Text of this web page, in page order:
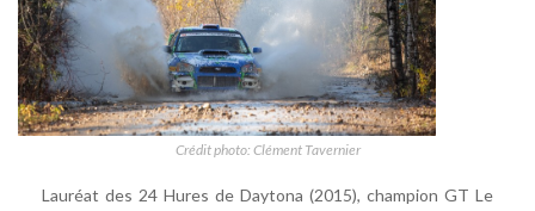
Crédit photo: Clément Tavernier
Lauréat des 24 Hures de Daytona (2015), champion GT Le